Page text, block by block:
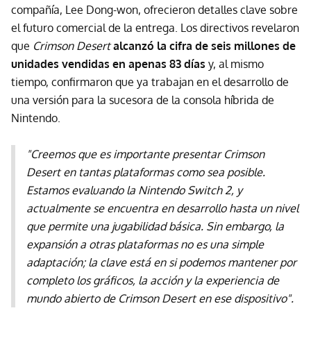
compañía, Lee Dong-won, ofrecieron detalles clave sobre
el futuro comercial de la entrega. Los directivos revelaron
que Crimson Desert alcanzó la cifra de seis millones de
unidades vendidas en apenas 83 días y, al mismo
tiempo, confirmaron que ya trabajan en el desarrollo de
una versión para la sucesora de la consola híbrida de
Nintendo.
"Creemos que es importante presentar Crimson
Desert en tantas plataformas como sea posible.
Estamos evaluando la Nintendo Switch 2, y
actualmente se encuentra en desarrollo hasta un nivel
que permite una jugabilidad básica. Sin embargo, la
expansión a otras plataformas no es una simple
adaptación; la clave está en si podemos mantener por
completo los gráficos, la acción y la experiencia de
mundo abierto de Crimson Desert en ese dispositivo".